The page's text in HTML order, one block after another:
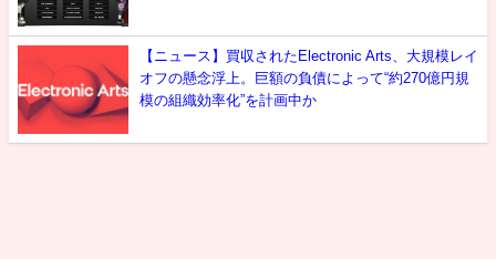
【ニュース】買収されたElectronic Arts、大規模レイ
オフの懸念浮上。巨額の負債によって“約270億円規
模の組織効率化”を計画中か